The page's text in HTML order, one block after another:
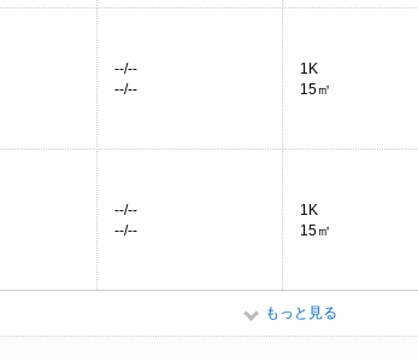
--/--
--/--
1K
15㎡
--/--
--/--
1K
15㎡
もっと見る